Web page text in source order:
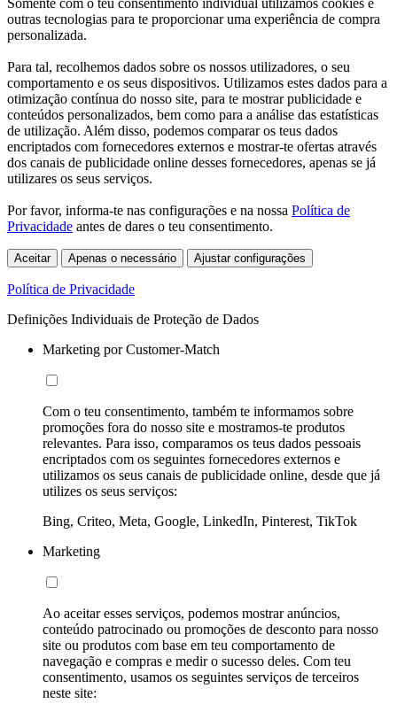
Somente com o teu consentimento individual utilizamos cookies e
outras tecnologias para te proporcionar uma experiência de compra
personalizada.
Para tal, recolhemos dados sobre os nossos utilizadores, o seu
comportamento e os seus dispositivos. Utilizamos estes dados para a
otimização contínua do nosso site, para te mostrar publicidade e
conteúdos personalizados, bem como para a análise das estatísticas
de utilização. Além disso, podemos comparar os teus dados
encriptados com fornecedores externos e mostrar-te ofertas através
dos canais de publicidade online desses fornecedores, apenas se já
utilizares os seus serviços.
Por favor, informa-te nas configurações e na nossa Política de
Privacidade antes de dares o teu consentimento.
Aceitar Apenas o necessário Ajustar configurações
Política de Privacidade
Definições Individuais de Proteção de Dados
Marketing por Customer-Match
Com o teu consentimento, também te informamos sobre
promoções fora do nosso site e mostramos-te produtos
relevantes. Para isso, comparamos os teus dados pessoais
encriptados com os seguintes fornecedores externos e
utilizamos os seus canais de publicidade online, desde que já
utilizes os seus serviços:
Bing, Criteo, Meta, Google, LinkedIn, Pinterest, TikTok
Marketing
Ao aceitar esses serviços, podemos mostrar anúncios,
conteúdo patrocinado ou promoções de desconto para nosso
site ou produtos com base em teu comportamento de
navegação e compras e medir o sucesso deles. Com teu
consentimento, usamos os seguintes serviços de terceiros
neste site: